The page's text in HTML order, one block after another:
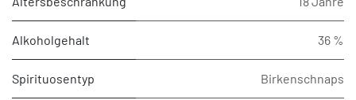
Alkoholgehalt 36 %
Spirituosentyp Birkenschnaps